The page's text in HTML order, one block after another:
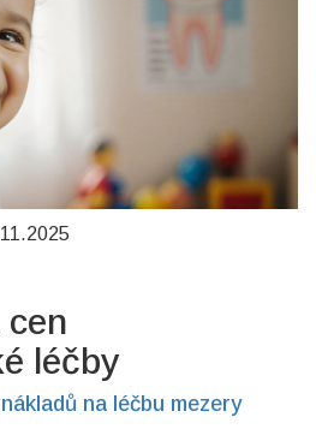
léčby
na léčbu mezery